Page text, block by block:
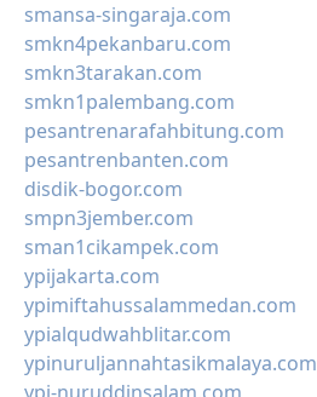
smansa-singaraja.com
smkn4pekanbaru.com
smkn3tarakan.com
smkn1palembang.com
pesantrenarafahbitung.com
pesantrenbanten.com
disdik-bogor.com
smpn3jember.com
sman1cikampek.com
ypijakarta.com
ypimiftahussalammedan.com
ypialqudwahblitar.com
ypinuruljannahtasikmalaya.com